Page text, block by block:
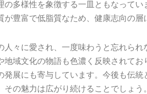
の多様性を象徴する一皿ともなって
が豊富で低脂質なため、健康志向の層
人々に愛され、一度味わうと忘れら
地域文化の物語も色濃く反映されて
発展にも寄与しています。今後も伝
の魅力は広がり続けることでしょう。